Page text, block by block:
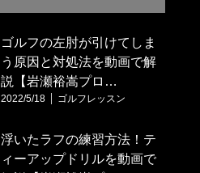
ゴルフの左肘が引けてしま
う原因と対処法を動画で解
説【岩瀬裕嵩プロ…
2022/5/18 ゴルフレッスン
浮いたラフの練習方法！テ
ィーアップドリルを動画で